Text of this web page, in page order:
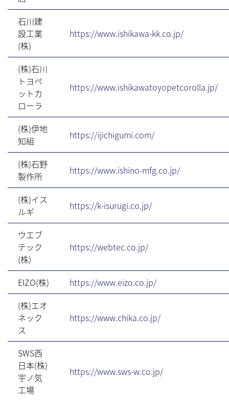
石川建
設工業
(株)
https://www.ishikawa-kk.co.jp/
(株)石川
トヨペ
ットカ
ローラ
https://www.ishikawatoyopetcorolla.jp/
(株)伊地
知組
https://ijichigumi.com/
(株)石野
製作所
https://www.ishino-mfg.co.jp/
(株)イス
ルギ
https://k-isurugi.co.jp/
ウエブ
テック
(株)
https://webtec.co.jp/
EIZO(株)
https://www.eizo.co.jp/
(株)エオ
ネック
ス
https://www.chika.co.jp/
SWS西
日本(株)
宇ノ気
工場
https://www.sws-w.co.jp/